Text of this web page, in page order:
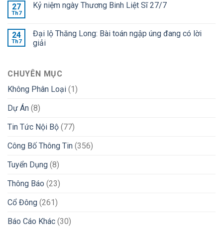
27
Th7
Kỷ niệm ngày Thương Binh Liệt Sĩ 27/7
24
Th7
Đại lộ Thăng Long: Bài toán ngập úng đang có lời
giải
CHUYÊN MỤC
Không Phân Loại (1)
Dự Án (8)
Tin Tức Nội Bộ (77)
Công Bố Thông Tin (356)
Tuyển Dụng (8)
Thông Báo (23)
Cổ Đông (261)
Báo Cáo Khác (30)